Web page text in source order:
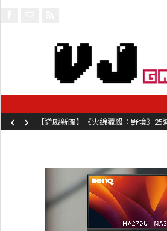
【遊戲新聞】《火線獵殺：野境》
容同時系舊作限時超平價折扣
‹ ›